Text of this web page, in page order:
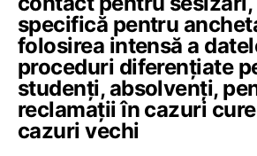
specifică pentru
folosirea intensă a
proceduri diferențiate
studenți, absolvenți,
reclamații în cazuri
cazuri vechi